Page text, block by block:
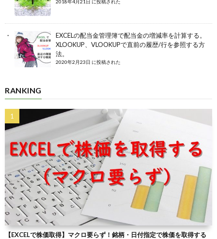
2018年4月21日 に投稿された
EXCELの配当金管理簿で配当金の増減率を計算する。
XLOOKUP、VLOOKUPで直前の履歴/行を参照する方
法。
2020年2月23日 に投稿された
RANKING
【EXCELで株価取得】マクロ要らず！銘柄・日付指定で株価を取得する